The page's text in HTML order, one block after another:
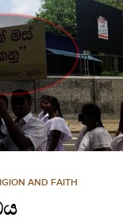
AND FAITH